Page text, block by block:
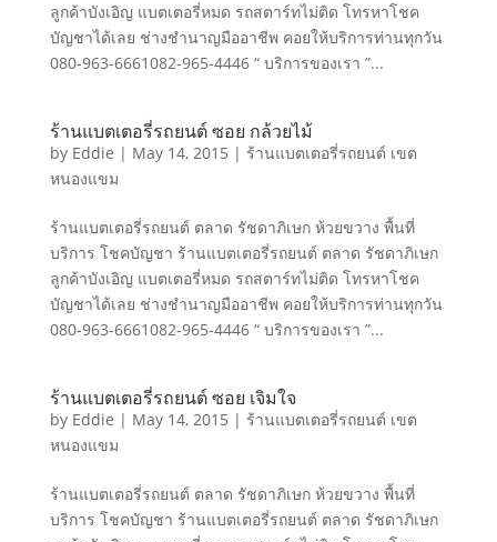
ลูกค้าบังเอิญ แบตเตอรี่หมด รถสตาร์ทไม่ติด โทรหาโชค
บัญชาได้เลย ช่างชำนาญมืออาชีพ คอยให้บริการท่านทุกวัน
080-963-6661082-965-4446 “ บริการของเรา ”...
ร้านแบตเตอรี่รถยนต์ ซอย กล้วยไม้
by Eddie | May 14, 2015 | ร้านแบตเตอรี่รถยนต์ เขต
หนองแขม
ร้านแบตเตอรี่รถยนต์ ตลาด รัชดาภิเษก ห้วยขวาง พื้นที่
บริการ โชคบัญชา ร้านแบตเตอรี่รถยนต์ ตลาด รัชดาภิเษก
ลูกค้าบังเอิญ แบตเตอรี่หมด รถสตาร์ทไม่ติด โทรหาโชค
บัญชาได้เลย ช่างชำนาญมืออาชีพ คอยให้บริการท่านทุกวัน
080-963-6661082-965-4446 “ บริการของเรา ”...
ร้านแบตเตอรี่รถยนต์ ซอย เจิมใจ
by Eddie | May 14, 2015 | ร้านแบตเตอรี่รถยนต์ เขต
หนองแขม
ร้านแบตเตอรี่รถยนต์ ตลาด รัชดาภิเษก ห้วยขวาง พื้นที่
บริการ โชคบัญชา ร้านแบตเตอรี่รถยนต์ ตลาด รัชดาภิเษก